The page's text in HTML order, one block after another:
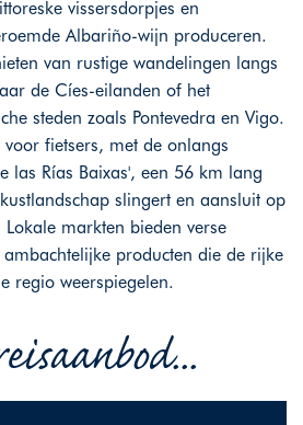
vissersdorpjes en
Albariño-wijn produceren.
van rustige wandelingen langs
de Cíes-eilanden of het
steden zoals Pontevedra en Vigo.
fietsers, met de onlangs
las Rías Baixas', een 56 km lang
slingert en aansluit op
markten bieden verse
ambachtelijke producten die de rijke
regio weerspiegelen.